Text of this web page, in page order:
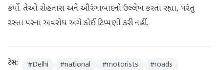
કર્યો. તેઓ રોહતાસ અને ઔરંગાબાદનો ઉલ્લેખ કરતા રહ્યા, પરંતુ
રસ્તા પરના અવરોધ અંગે કોઈ ટિપ્પણી કરી નહીં.
ટેગ્સ: #Delhi #national #motorists #roads